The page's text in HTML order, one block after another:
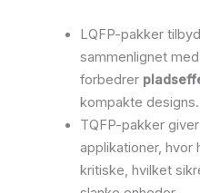
LQFP-pakker
sammenlignet
forbedrer
kompakte designs.
TQFP-pakker
applikationer,
kritiske, hvilket